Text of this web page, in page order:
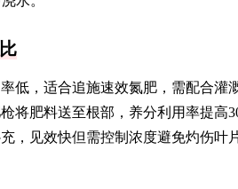
低，适合追施速效氮肥，需配合灌
将肥料送至根部，养分利用率提高
，见效快但需控制浓度避免灼伤叶